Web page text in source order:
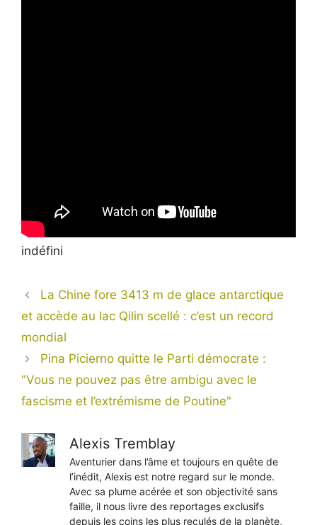
indéfini
La Chine fore 3413 m de glace antarctique
et accède au lac Qilin scellé : c’est un record
mondial
Pina Picierno quitte le Parti démocrate :
"Vous ne pouvez pas être ambigu avec le
fascisme et l’extrémisme de Poutine"
Alexis Tremblay
Aventurier dans l’âme et toujours en quête de
l’inédit, Alexis est notre regard sur le monde.
Avec sa plume acérée et son objectivité sans
faille, il nous livre des reportages exclusifs
depuis les coins les plus reculés de la planète,